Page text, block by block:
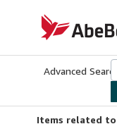
AbeBooks.co.uk
Advanced Search
Items related to